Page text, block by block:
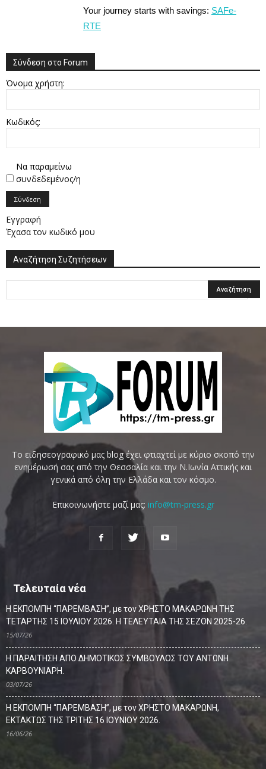
Your journey starts with savings: SAFe-
RTE
Σύνδεση στο Forum
Όνομα χρήστη:
Κωδικός:
Να παραμείνω
συνδεδεμένος/η
Σύνδεση
Εγγραφή
Έχασα τον κωδικό μου
Αναζήτηση Συζητήσεων
Το ειδησεογραφικό μας blog έχει φτιαχτεί με κύριο σκοπό την
ενημέρωσή σας από την Θεσσαλία και την Ν.Ιωνία Αττικής και
γενικά από όλη την Ελλάδα και τον κόσμο.
Επικοινωνήστε μαζί μας: info@tm-press.gr
Τελευταία νέα
Η ΕΚΠΟΜΠΗ “ΠΑΡΕΜΒΑΣΗ”, με τον ΧΡΗΣΤΟ ΜΑΚΑΡΩΝΗ ΤΗΣ
ΤΕΤΑΡΤΗΣ 15 ΙΟΥΛΙΟΥ 2026. Η ΤΕΛΕΥΤΑΙΑ ΤΗΣ ΣΕΖΟΝ 2025-26.
15/07/26
Η ΠΑΡΑΙΤΗΣΗ ΑΠΟ ΔΗΜΟΤΙΚΟΣ ΣΥΜΒΟΥΛΟΣ ΤΟΥ ΑΝΤΩΝΗ
ΚΑΡΒΟΥΝΙΑΡΗ.
03/07/26
Η ΕΚΠΟΜΠΗ “ΠΑΡΕΜΒΑΣΗ”, με τον ΧΡΗΣΤΟ ΜΑΚΑΡΩΝΗ,
ΕΚΤΑΚΤΩΣ ΤΗΣ ΤΡΙΤΗΣ 16 ΙΟΥΝΙΟΥ 2026.
16/06/26